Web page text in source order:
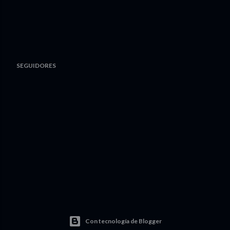
SEGUIDORES
Con tecnología de Blogger